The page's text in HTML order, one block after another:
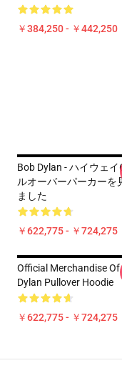
￥384,250 - ￥442,250
Bob Dylan - ハイウェ
ルオーバーパーカーを
ました
￥622,775 - ￥724,275
Official Merchandise Of
Dylan Pullover Hoodie
￥622,775 - ￥724,275